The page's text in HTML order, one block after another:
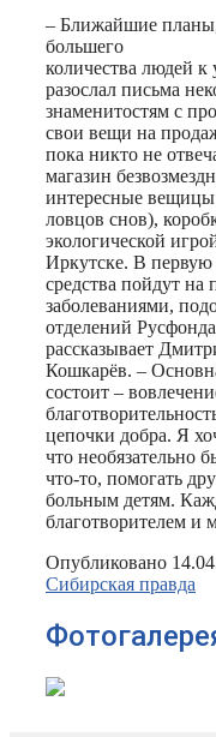
– Ближайшие
большего
количества людей
разослал письма
знаменитостям с
свои вещи на
пока никто не
магазин
интересные
ловцов снов),
экологической
Иркутске. В
средства пойдут
заболеваниями,
отделений
рассказывает
Кошкарёв. –
состоит –
цепочки добра. Я
что необязательно
что-то, помогать
больным детям.
благотворителем и
Опубликовано
Сибирская правда